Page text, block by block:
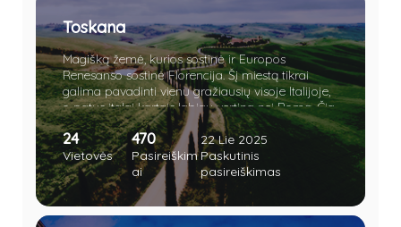
Toskana
Magišką žemė, kurios sostinė ir Europos
Renesanso sostinė Florencija. Šį miestą tikrai
galima pavadinti vienu gražiausių visoje Italijoje,
o patys italai kartais labiau vertina nei Romą. Čia
tiek architektūrinio paveldo, kad Stendalio
sindromas ištiks akimirksniu. Tad, gyventi Italijoje
ir neapsilankyti Florencijoje - štai kas yra
vadinama nuodėme.
24
Vietovės
470
Pasireiškim
ai
22 Lie 2025
Paskutinis
pasireiškimas